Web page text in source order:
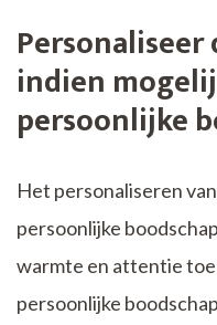
Personaliseer
indien
persoonlijke
Het personaliseren
persoonlijke
warmte en attentie
persoonlijke